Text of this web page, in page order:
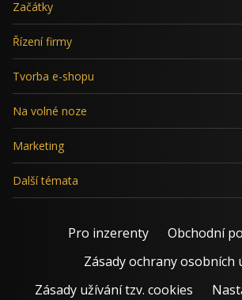
Začátky
Řízení firmy
Tvorba e-shopu
Na volné noze
Marketing
Další témata
Pro inzerenty
Obchodní
Zásady ochrany osobních
Zásady užívání tzv. cookies